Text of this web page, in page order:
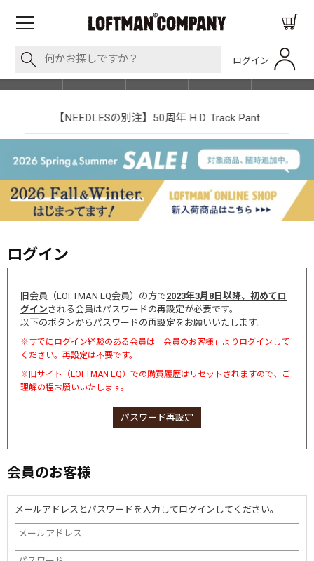
ログイン
SHOP LIST
【NEEDLESの別注】50周年 H.D. Track Pant
ログイン
旧会員（LOFTMAN EQ会員）の方で2023年3月8日以降、初めてロ
グインされる会員はパスワードの再設定が必要です。
以下のボタンからパスワードの再設定をお願いいたします。
※すでにログイン経験のある会員は「会員のお客様」よりログインして
ください。再設定は不要です。
※旧サイト（LOFTMAN EQ）での購買履歴はリセットされますので、ご
理解の程お願いいたします。
パスワード再設定
会員のお客様
メールアドレスとパスワードを入力してログインしてください。